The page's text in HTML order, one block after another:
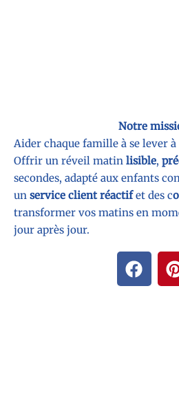
Notre
Aider chaque famille à se lever à
Offrir un réveil matin lisible,
secondes, adapté aux enfants
un service client réactifet des c
transformer vos matins en
jour après jour.